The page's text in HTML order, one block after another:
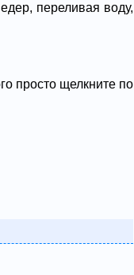
переливая воду,
просто щелкните по